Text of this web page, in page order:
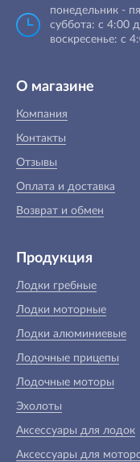
понедельник -
суббота: с 4:00
воскресенье: с
О магазине
Компания
Контакты
Отзывы
Оплата и доставка
Возврат и обмен
Продукция
Лодки гребные
Лодки моторные
Лодки алюминиевые
Лодочные прицепы
Лодочные моторы
Эхолоты
Аксессуары для лодок
Аксессуары для